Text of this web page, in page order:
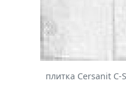
плитка Cersanit C-